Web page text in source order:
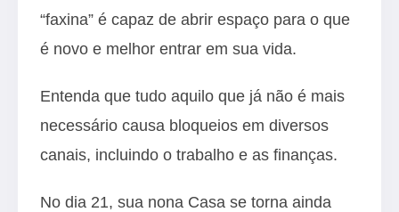
“faxina” é capaz de abrir espaço para o que
é novo e melhor entrar em sua vida.
Entenda que tudo aquilo que já não é mais
necessário causa bloqueios em diversos
canais, incluindo o trabalho e as finanças.
No dia 21, sua nona Casa se torna ainda